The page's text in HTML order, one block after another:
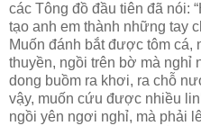
các Tông đồ đầu tiên đã nói:
tạo anh em thành những tay
Muốn đánh bắt được tôm
thuyền, ngồi trên bờ mà nghỉ
dong buồm ra khơi, ra chỗ
vậy, muốn cứu được nhiều
ngồi yên ngơi nghỉ, mà phải